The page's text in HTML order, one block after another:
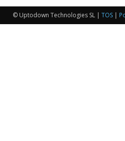
© Uptodown Technologies SL | TOS |